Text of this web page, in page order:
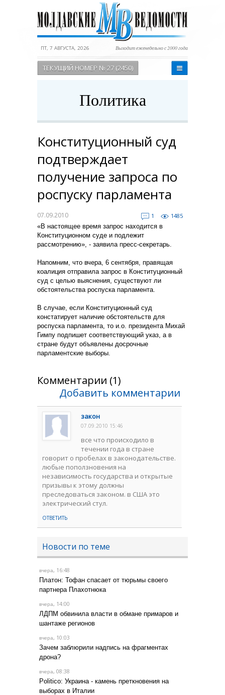
ПТ, 7 АВГУСТА, 2026 Выходит еженедельно с 2000 года
ТЕКУЩИЙ НОМЕР № 27 (2450)
Политика
Конституционный суд
подтверждает
получение запроса по
роспуску парламента
07.09.2010 1
1485
«В настоящее время запрос находится в
Конституционном суде и подлежит
рассмотрению», - заявила пресс-секретарь.
Напомним, что вчера, 6 сентября, правящая
коалиция отправила запрос в Конституционный
суд с целью выяснения, существуют ли
обстоятельства роспуска парламента.
В случае, если Конституционный суд
констатирует наличие обстоятельств для
роспуска парламента, то и.о. президента Михай
Гимпу подпишет соответствующий указ, а в
стране будут объявлены досрочные
парламентские выборы.
Комментарии (1)
Добавить комментарии
закон
07.09.2010 15:46
все что происходило в
течении года в стране
говорит о пробелах в законодательстве.
любые поползновения на
независимость государства и открытые
призывы к этому должны
преследоваться законом. в США это
электрический стул.
ОТВЕТИТЬ
Новости по теме
вчера, 16:48
Платон: Тофан спасает от тюрьмы своего
партнера Плахотнюка
вчера, 14:00
ЛДПМ обвинила власти в обмане примаров и
шантаже регионов
вчера, 10:03
Зачем заблюрили надпись на фрагментах
дрона?
вчера, 08:38
Politico: Украина - камень преткновения на
выборах в Италии